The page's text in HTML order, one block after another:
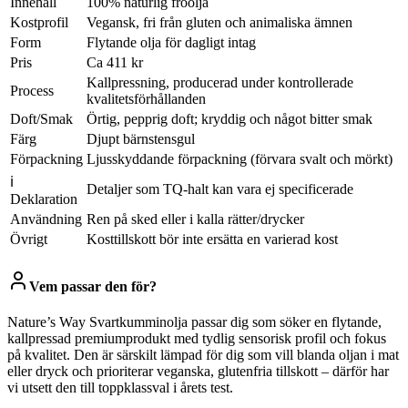
Kostprofil
Vegansk, fri från gluten och animaliska ämnen
Form
Flytande olja för dagligt intag
Pris
Ca 411 kr
Process
Kallpressning, producerad under kontrollerade
kvalitetsförhållanden
Doft/Smak
Örtig, pepprig doft; kryddig och något bitter smak
Färg
Djupt bärnstensgul
Förpackning Ljusskyddande förpackning (förvara svalt och mörkt)
ℹ
Deklaration
Detaljer som TQ-halt kan vara ej specificerade
Användning Ren på sked eller i kalla rätter/drycker
Övrigt
Kosttillskott bör inte ersätta en varierad kost
Vem passar den för?
Nature’s Way Svartkumminolja passar dig som söker en flytande,
kallpressad premiumprodukt med tydlig sensorisk profil och fokus
på kvalitet. Den är särskilt lämpad för dig som vill blanda oljan i mat
eller dryck och prioriterar veganska, glutenfria tillskott – därför har
vi utsett den till toppklassval i årets test.